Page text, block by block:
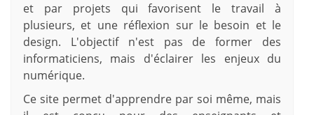
et par projets qui favorisent le travail à
plusieurs, et une réflexion sur le besoin et le
design. L'objectif n'est pas de former des
informaticiens, mais d'éclairer les enjeux du
numérique.
Ce site permet d'apprendre par soi même, mais